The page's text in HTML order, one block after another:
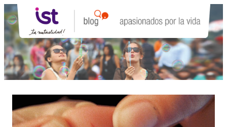
Saltar
al
contenido